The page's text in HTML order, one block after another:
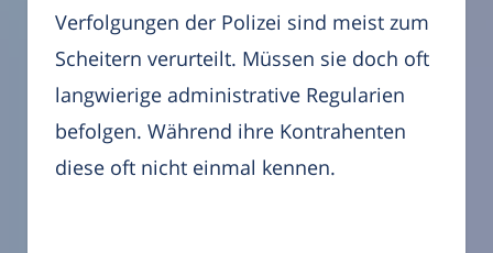
Verfolgungen der Polizei sind meist zum
Scheitern verurteilt. Müssen sie doch oft
langwierige administrative Regularien
befolgen. Während ihre Kontrahenten
diese oft nicht einmal kennen.